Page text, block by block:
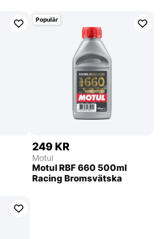
Populär
249 KR
Motul
Motul RBF 660 500ml
Racing Bromsvätska